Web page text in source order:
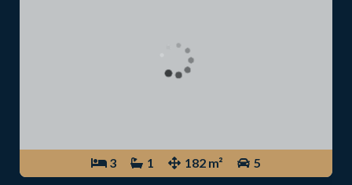
3 1 182 m² 5